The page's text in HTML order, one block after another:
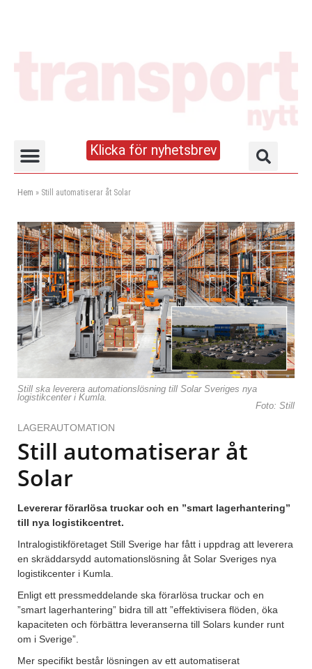
Klicka för nyhetsbrev
Hem » Still automatiserar åt Solar
Still ska leverera automationslösning till Solar Sveriges nya
logistikcenter i Kumla.
Foto: Still
LAGERAUTOMATION
Still automatiserar åt
Solar
Levererar förarlösa truckar och en ”smart lagerhantering”
till nya logistikcentret.
Intralogistikföretaget Still Sverige har fått i uppdrag att leverera
en skräddarsydd automationslösning åt Solar Sveriges nya
logistikcenter i Kumla.
Enligt ett pressmeddelande ska förarlösa truckar och en
”smart lagerhantering” bidra till att ”effektivisera flöden, öka
kapaciteten och förbättra leveranserna till Solars kunder runt
om i Sverige”.
Mer specifikt består lösningen av ett automatiserat